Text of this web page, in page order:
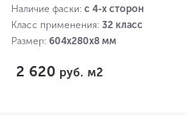
Наличие фаски: с 4-х сторон
Класс применения: 32 класс
Размер: 604х280х8 мм
2 620 руб. м2